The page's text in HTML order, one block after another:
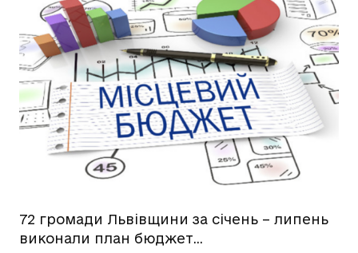
72 громади Львівщини за січень – липень
виконали план бюджет…